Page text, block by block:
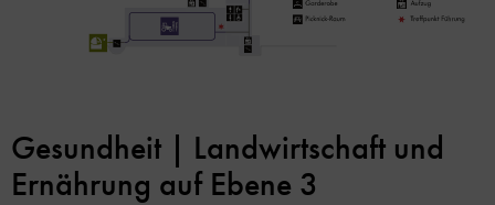
Gesundheit | Landwirtschaft und
Ernährung auf Ebene 3